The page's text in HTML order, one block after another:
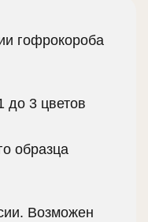
гофрокороба
до 3 цветов
образца
Возможен